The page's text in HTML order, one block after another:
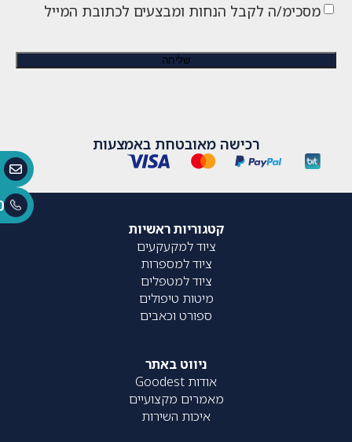
מסכימ/ה לקבל הנחות ומבצעים לכתובת המייל
רכישה מאובטחת באמצעות
קטגוריות ראשיות
ציוד למקעקעים
ציוד למספרות
ציוד למטפלים
מיטות טיפולים
ספורט וכאבים
ניווט באתר
אודות Goodest
מאמרים מקצועיים
איכות השירות